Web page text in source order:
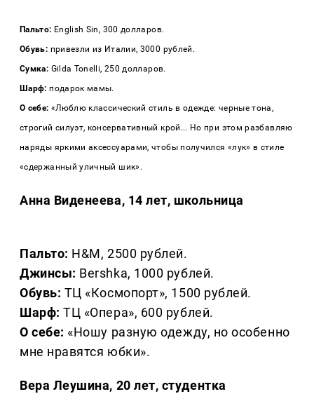
Пальто: English Sin, 300 долларов.
Обувь: привезли из Италии, 3000 рублей.
Сумка: Gilda Tonelli, 250 долларов.
Шарф: подарок мамы.
О себе: «Люблю классический стиль в одежде: черные тона,
строгий силуэт, консервативный крой... Но при этом разбавляю
наряды яркими аксессуарами, чтобы получился «лук» в стиле
«сдержанный уличный шик».
Анна Виденеева, 14 лет, школьница
Пальто: H&M, 2500 рублей.
Джинсы: Bershka, 1000 рублей.
Обувь: ТЦ «Космопорт», 1500 рублей.
Шарф:ТЦ «Опера», 600 рублей.
О себе: «Ношу разную одежду, но особенно
мне нравятся юбки».
Вера Леушина, 20 лет, студентка